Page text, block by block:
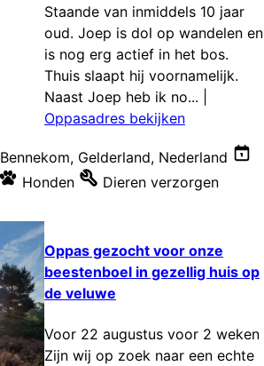
Staande van inmiddels 10 jaar
oud. Joep is dol op wandelen en
is nog erg actief in het bos.
Thuis slaapt hij voornamelijk.
Naast Joep heb ik no...
Oppasadres bekijken
Bennekom, Gelderland, Nederland
Honden Dieren verzorgen
Oppas gezocht voor onze
beestenboel in gezellig huis op
de veluwe
Voor 22 augustus voor 2 weken
Zijn wij op zoek naar een echte